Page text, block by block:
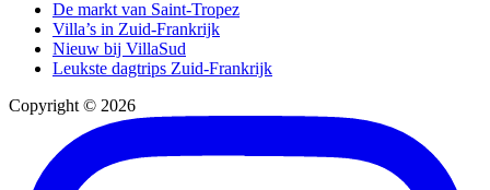
De markt van Saint-Tropez
Villa’s in Zuid-Frankrijk
Nieuw bij VillaSud
Leukste dagtrips Zuid-Frankrijk
Copyright © 2026